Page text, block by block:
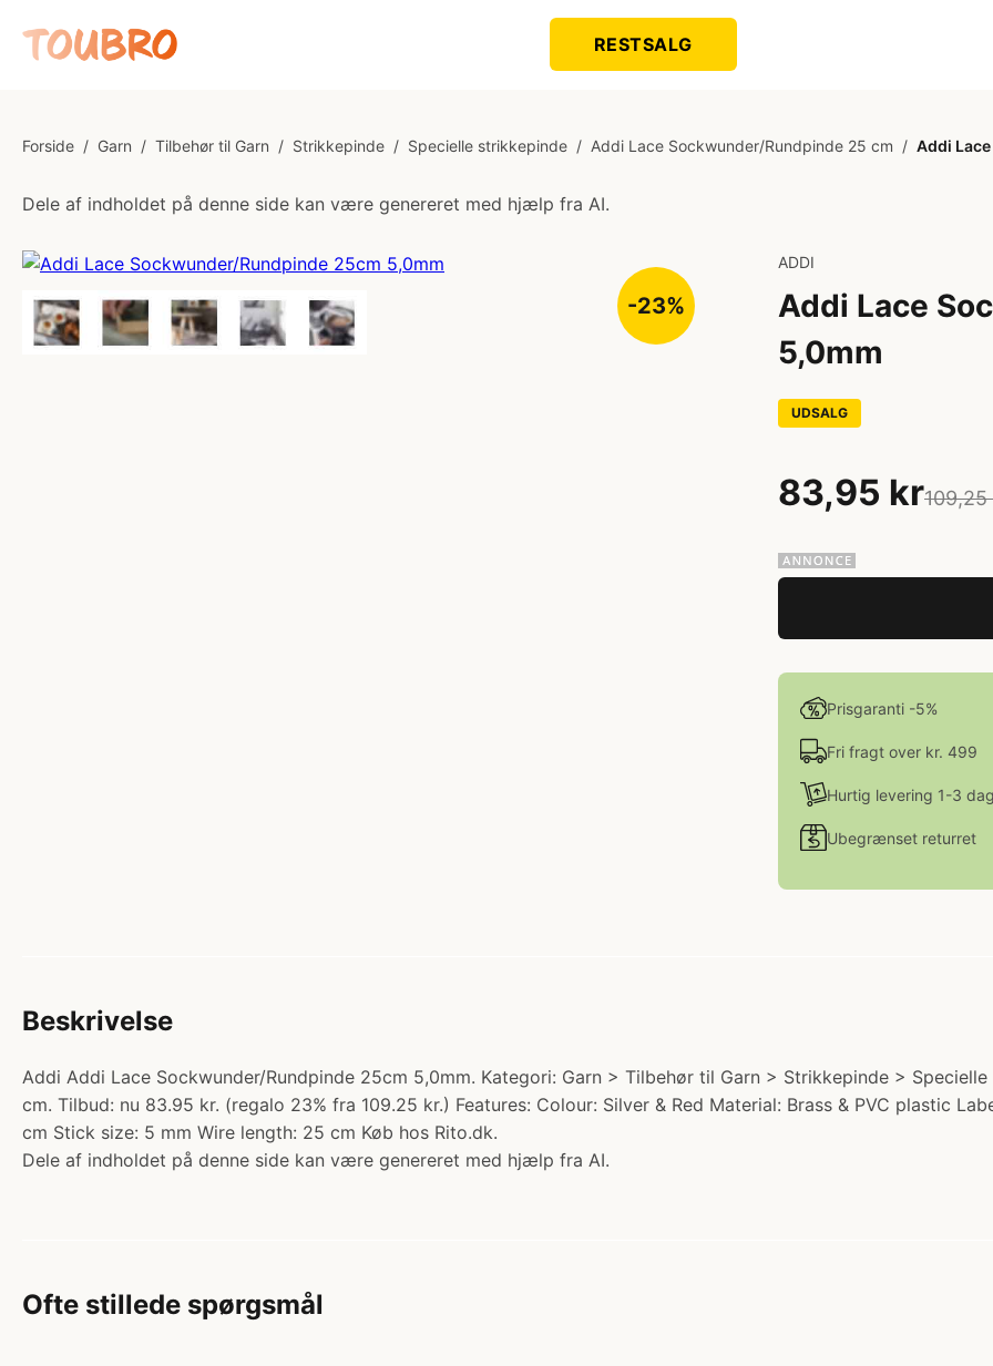
RESTSALG
Forside / Garn / Tilbehør til Garn / Strikkepinde / Specielle strikkepinde / Addi Lace Sockwunder/Rundpinde 25 cm / Addi
Dele af indholdet på denne side kan være genereret med hjælp fra AI.
-23%
ADDI
Addi Lace
5,0mm
UDSALG
83,95 kr109,25
Prisgaranti -5%
Fri fragt over kr. 499
Hurtig levering 1-3
Ubegrænset returret
Beskrivelse
Addi Addi Lace Sockwunder/Rundpinde 25cm 5,0mm. Kategori: Garn > Tilbehør til Garn > Strikkepinde >
cm. Tilbud: nu 83.95 kr. (regalo 23% fra 109.25 kr.) Features: Colour: Silver & Red Material: Brass & PVC plastic
cm Stick size: 5 mm Wire length: 25 cm Køb hos Rito.dk.
Dele af indholdet på denne side kan være genereret med hjælp fra AI.
Ofte stillede spørgsmål